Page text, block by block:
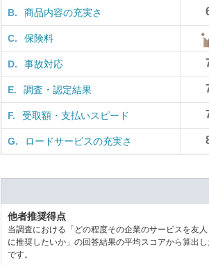
B. 商品内容の充実さ
C. 保険料
D. 事故対応
E. 調査・認定結果
F. 受取額・支払いスピード
G. ロードサービスの充実さ
他者推奨得点
当調査における「どの程度その企業のサービスを友人
に推奨したいか」の回答結果の平均スコアから算出し
です。